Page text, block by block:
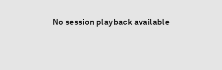
No session playback available